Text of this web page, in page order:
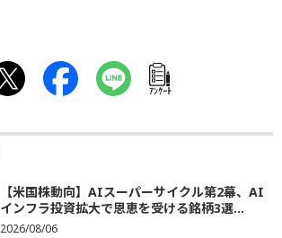
ｱﾝｹｰﾄ
【米国株動向】AIスーパーサイクル第2幕、AI
インフラ投資拡大で恩恵を受ける銘柄3選...
2026/08/06